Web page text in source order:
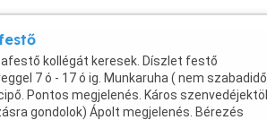
kollégát keresek. Díszlet festő
7 ó - 17 ó ig. Munkaruha ( nem szabadidő
Pontos megjelenés. Káros szenvedéjektöl
gondolok) Ápolt megjelenés. Bérezés